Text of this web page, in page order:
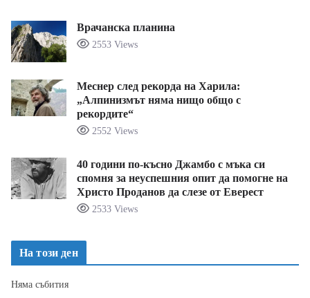
Врачанска планина
2553 Views
Меснер след рекорда на Харила:
„Алпинизмът няма нищо общо с
рекордите“
2552 Views
40 години по-късно Джамбо с мъка си
спомня за неуспешния опит да помогне на
Христо Проданов да слезе от Еверест
2533 Views
На този ден
Няма събития